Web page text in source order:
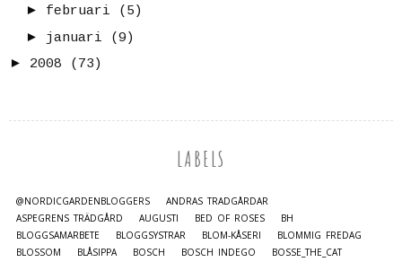
► februari
(5)
► januari
(9)
► 2008 (73)
LABELS
@NORDICGARDENBLOGGERS
ANDRAS TRÄDGÅRDAR
ASPEGRENS TRÄDGÅRD
AUGUSTI BED OF ROSES
BH
BLOGGSAMARBETE
BLOGGSYSTRAR BLOM-KÅSERI
BLOMMIG FREDAG
BLOSSOM
BLÅSIPPA BOSCH BOSCH INDEGO
BOSSE_THE_CAT